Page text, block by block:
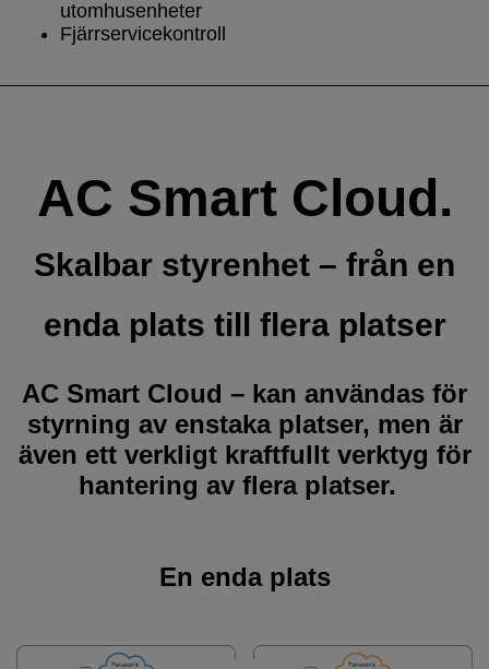
utomhusenheter
Fjärrservicekontroll
AC Smart Cloud.
Skalbar styrenhet – från en
enda plats till flera platser
AC Smart Cloud – kan användas för
styrning av enstaka platser, men är
även ett verkligt kraftfullt verktyg för
hantering av flera platser.
En enda plats